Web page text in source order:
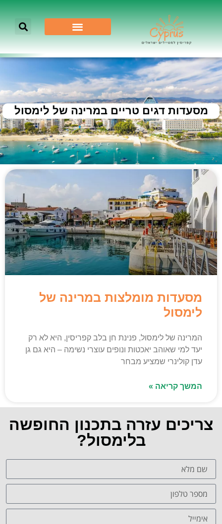
מסעדות דגים טריים במרינה של לימסול
מסעדות מומלצות במרינה של
לימסול
המרינה של לימסול, פנינת חן בלב קפריסין, היא לא רק
יעד למי שאוהב יאכטות ונופים עוצרי נשימה – היא גם גן
עדן קולינרי שמציע מבחר
המשך קריאה »
צריכים עזרה בתכנון החופשה
בלימסול?